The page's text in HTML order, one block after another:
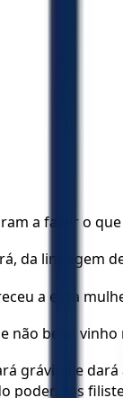
a fazer o
da linhagem
a essa
e não beba
grávida e
poder dos